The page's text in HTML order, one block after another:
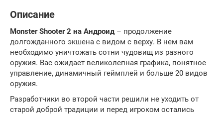
Описание
Monster Shooter 2 на Андроид– продолжение
долгожданного экшена с видом с верху. В нем вам
необходимо уничтожать сотни чудовищ из разного
оружия. Вас ожидает великолепная графика, понятное
управление, динамичный геймплей и больше 20 видов
оружия.
Разработчики во второй части решили не уходить от
старой доброй традиции и перед игроком остались